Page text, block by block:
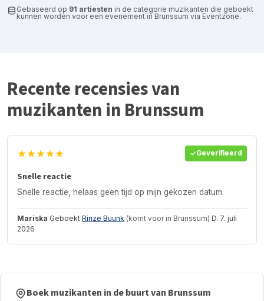
Gebaseerd op 91 artiesten in de categorie muzikanten die geboekt
kunnen worden voor een evenement in Brunssum via Eventzone.
Recente recensies van
muzikanten in Brunssum
★★★★★ Geverifieerd
Snelle reactie
Snelle reactie, helaas geen tijd op mijn gekozen datum.
Mariska Geboekt Rinze Buunk (komt voor in Brunssum) D. 7. juli
2026
Boek muzikanten in de buurt van Brunssum